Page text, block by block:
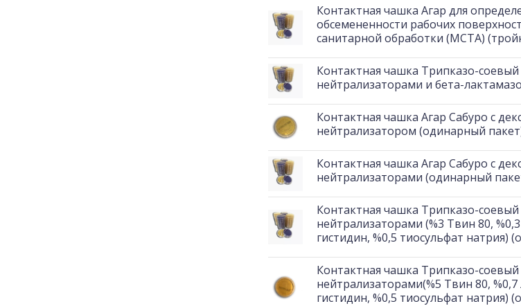
Контактная чашка Агар для
обсемененности рабочих
санитарной обработки (MCTA)
Контактная чашка Трипказо-соевый
нейтрализаторами и бета-
Контактная чашка Агар Сабуро с
нейтрализатором (одинарный
Контактная чашка Агар Сабуро с
нейтрализаторами (одинарный
Контактная чашка Трипказо-соевый
нейтрализаторами (%3 Твин 80,
гистидин, %0,5 тиосульфат натрия)
Контактная чашка Трипказо-соевый
нейтрализаторами(%5 Твин 80, %0,7
гистидин, %0,5 тиосульфат натрия)